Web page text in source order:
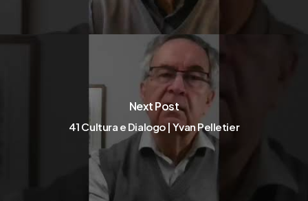
Next Post
41 Cultura e Dialogo | Yvan Pelletier